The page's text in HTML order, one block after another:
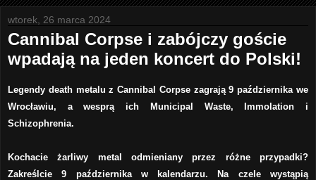
wtorek, 26 marca 2024
Cannibal Corpse i zabójczy goście
wpadają na jeden koncert do Polski!
Legendy death metalu z Cannibal Corpse zagrają 9 października we
Wrocławiu, a wesprą ich Municipal Waste, Immolation i
Schizophrenia.
Kochacie żarliwy metal odmieniany przez różne przypadki?
Zakreślcie 9 października w kalendarzu. Na czele wystąpią